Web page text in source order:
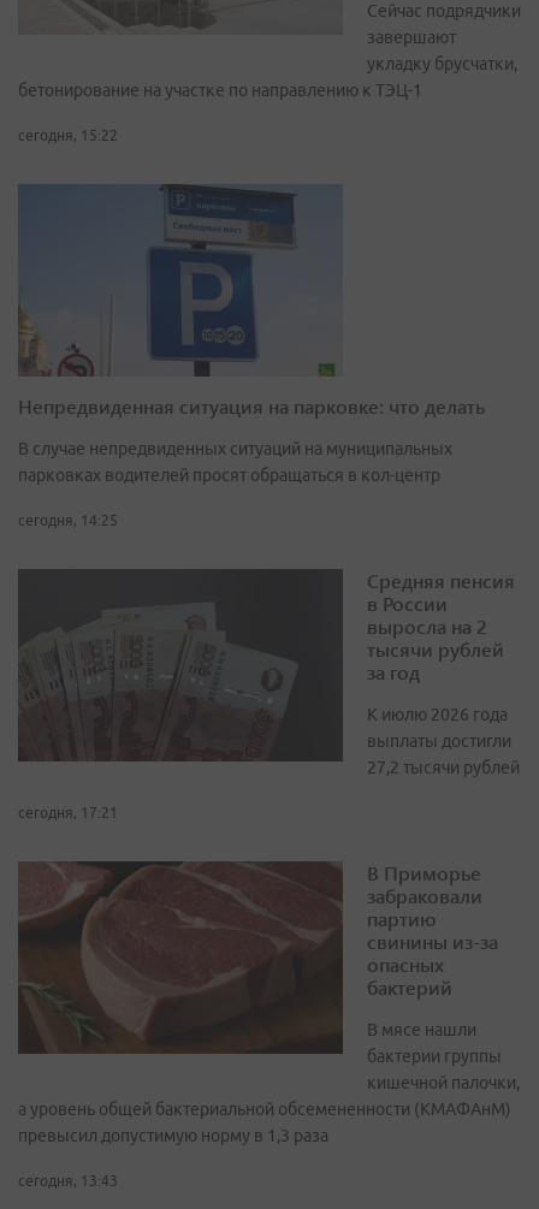
Сейчас подрядчики
завершают
укладку брусчатки,
бетонирование на участке по направлению к ТЭЦ-1
сегодня, 15:22
Непредвиденная ситуация на парковке: что делать
В случае непредвиденных ситуаций на муниципальных
парковках водителей просят обращаться в кол-центр
сегодня, 14:25
Средняя пенсия
в России
выросла на 2
тысячи рублей
за год
К июлю 2026 года
выплаты достигли
27,2 тысячи рублей
сегодня, 17:21
В Приморье
забраковали
партию
свинины из-за
опасных
бактерий
В мясе нашли
бактерии группы
кишечной палочки,
а уровень общей бактериальной обсемененности (КМАФАнМ)
превысил допустимую норму в 1,3 раза
сегодня, 13:43